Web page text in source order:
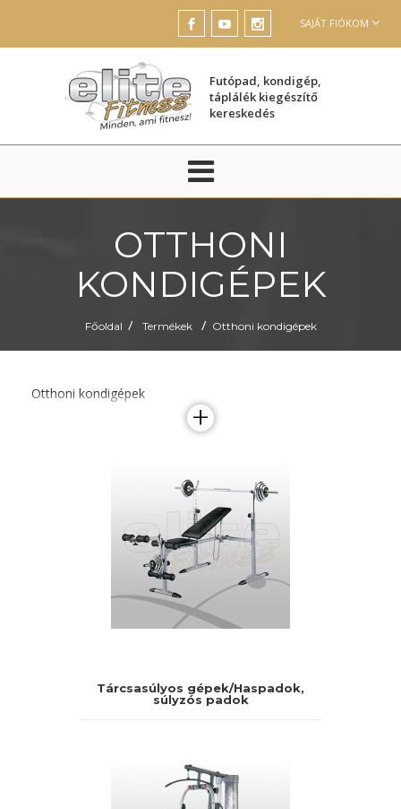
SAJÁT FIÓKOM
Futópad, kondigép,
táplálék kiegészítő
kereskedés
OTTHONI
KONDIGÉPEK
Főoldal / Termékek / Otthoni kondigépek
Otthoni kondigépek
+
Tárcsasúlyos gépek/Haspadok,
súlyzós padok